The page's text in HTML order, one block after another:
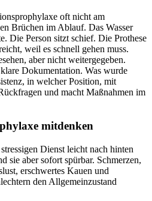
oft nicht am
Brüchen im Ablauf. Das Wasser
Die Person sitzt schief. Die Prothese
weil es schnell gehen muss.
aber nicht weitergegeben.
Dokumentation. Was wurde
in welcher Position, mit
und macht Maßnahmen im
mitdenken
Dienst leicht nach hinten
sie aber sofort spürbar. Schmerzen,
erschwertes Kauen und
den Allgemeinzustand